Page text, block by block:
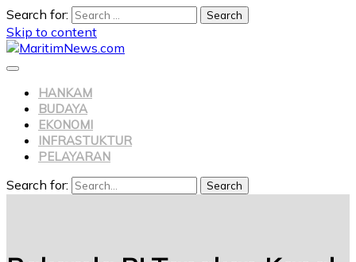
Search for:
Skip to content
HANKAM
BUDAYA
EKONOMI
INFRASTUKTUR
PELAYARAN
Search for: Search